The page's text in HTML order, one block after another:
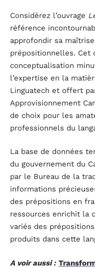
Considérez l’ouvrage
référence
approfondir sa
prépositionnelles. Cet
conceptualisation
l’expertise en la
Linguatech et offert
Approvisionnement
de choix pour les
professionnels du
La base de données
du gouvernement du
par le Bureau de la
informations
des prépositions en
ressources enrichit la
variés des
produits dans cette
A voir aussi :